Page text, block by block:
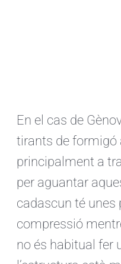
En el cas de
tirants de formigó
principalment a
per aguantar
cadascun té
compressió
no és habitual fer